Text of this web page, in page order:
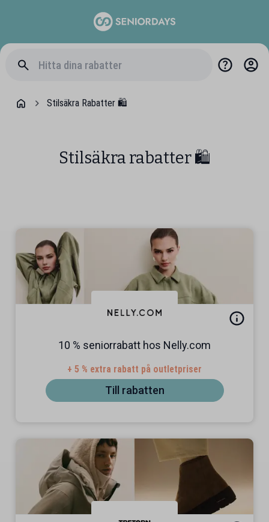
Stilsäkra Rabatter 🛍️
Stilsäkra rabatter 🛍️
10 % seniorrabatt hos Nelly.com
+ 5 % extra rabatt på outletpriser
Till rabatten